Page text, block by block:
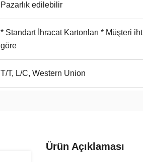
Pazarlık edilebilir
* Standart İhracat Kartonları * Müşteri
göre
T/T, L/C, Western Union
Ürün Açıklaması